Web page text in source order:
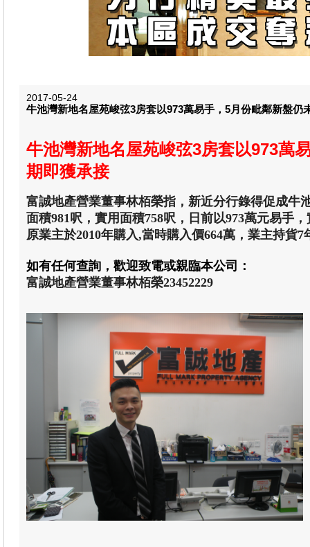
2017-05-24
牛池灣新地名屋苑峻弦3房套以973萬易手，5月份毗鄰新盤
牛池灣新地名屋苑峻弦3房套以973萬
期即獲承接
富誠地產營業董事林栢榮指，新近分行錄得促成牛
面積981呎，實用面積758呎，日前以973萬元易手
原業主於2010年購入,當時購入價664萬，業主持貨
如有任何查詢，歡迎致電或親臨本公司：
富誠地產營業董事林栢榮23452229